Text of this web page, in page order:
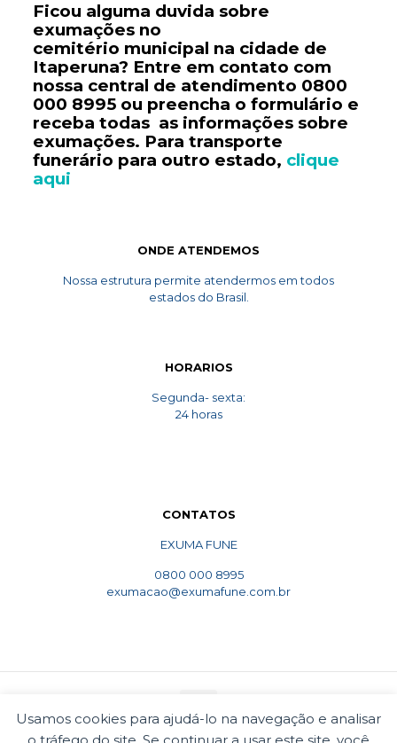
Usamos cookies para ajudá-lo na navegação e analisar
Ficou alguma duvida sobre
exumações no
cemitério municipal na cidade de
Itaperuna? Entre em contato com
nossa central de atendimento 0800
000 8995ou preencha o formulário e
receba todas as informações sobre
exumações. Para transporte
funerário para outro estado, clique
aqui
ONDE ATENDEMOS
Nossa estrutura permite atendermos em todos
estados do Brasil.
HORARIOS
Segunda- sexta:
24 horas
CONTATOS
EXUMA FUNE
0800 000 8995
exumacao@exumafune.com.br